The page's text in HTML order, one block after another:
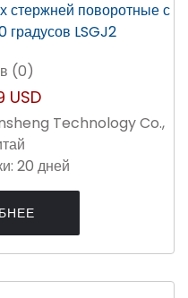
(0)
USD
Technology Co.,
20 дней